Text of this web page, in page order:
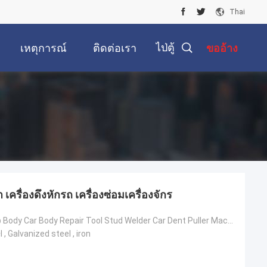
Thai
เหตุการณ์ ติดต่อเรา ไป่ตู้ ขออ้าง
ครื่องดึงหักรถ เครื่องซ่อมเครื่องจักร
Galvanized steel , iron